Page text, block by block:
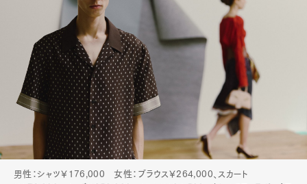
男性：シャツ￥176,000 女性：ブラウス￥264,000、スカート